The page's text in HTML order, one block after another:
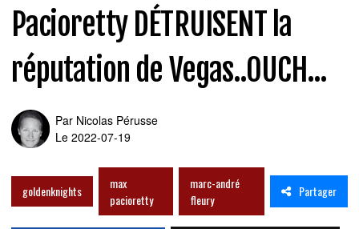
Pacioretty DÉTRUISENT la
réputation de Vegas..OUCH...
Par Nicolas Pérusse
Le 2022-07-19
goldenknights
max
pacioretty
marc-andré
fleury
Partager